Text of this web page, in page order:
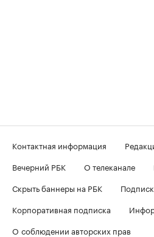
Контактная информация
Вечерний РБК
О телеканале
Скрыть баннеры на РБК
Корпоративная подписка
О соблюдении авторских прав